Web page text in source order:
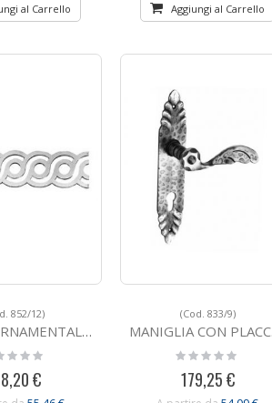
al Carrello Aggiungi al Carrello
852/12)
IN FERRO BATTUTO 852/12
€
(Cod. 833/9)
MANIGLIA CON PLACCA IN FERRO BATTUTO 833/9
Rating:
0%
179,25 €